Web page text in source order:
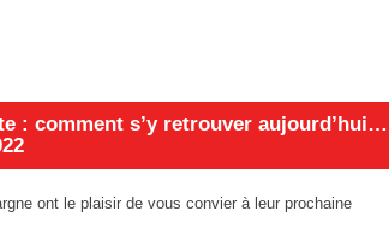
: comment s’y retrouver aujourd’hui…
ont le plaisir de vous convier à leur prochaine